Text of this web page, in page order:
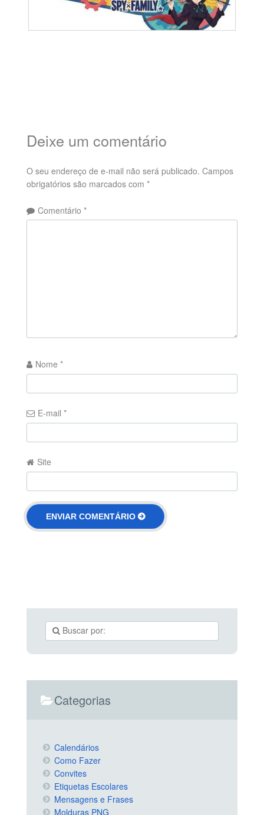
Deixe um comentário
O seu endereço de e-mail não será publicado. Campos
obrigatórios são marcados com *
Comentário *
Nome *
E-mail *
Site
Categorias
Calendários
Como Fazer
Convites
Etiquetas Escolares
Mensagens e Frases
Molduras PNG